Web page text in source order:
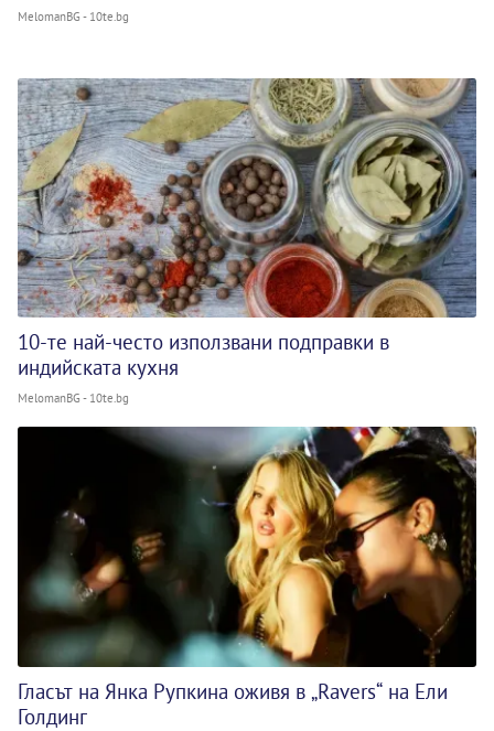
MelomanBG - 10te.bg
10-те най-често използвани подправки в
индийската кухня
MelomanBG - 10te.bg
Гласът на Янка Рупкина оживя в „Ravers“ на Ели
Голдинг